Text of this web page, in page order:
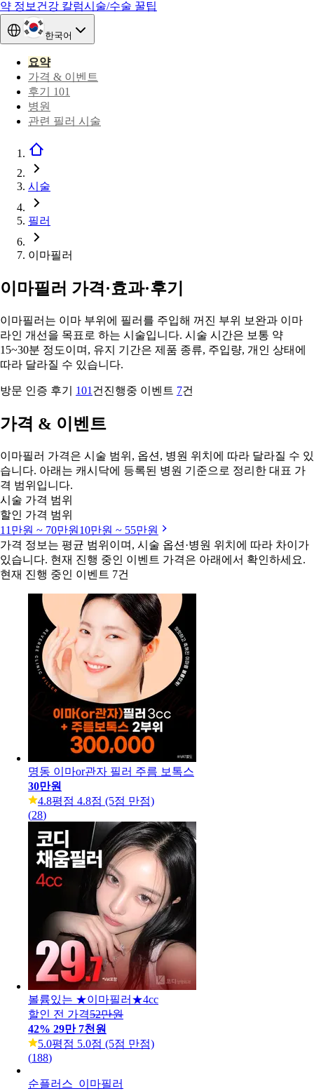
약 정보 건강 칼럼시술/수술 꿀팁
한국어
요약
가격 & 이벤트
후기 101
병원
관련 필러 시술
시술
필러
이마필러
이마필러 가격·효과·후기
이마필러는 이마 부위에 필러를 주입해 꺼진 부위 보완과 이마
라인 개선을 목표로 하는 시술입니다. 시술 시간은 보통 약
15~30분 정도이며, 유지 기간은 제품 종류, 주입량, 개인 상태에
따라 달라질 수 있습니다.
방문 인증 후기 101 건 진행중 이벤트 7건
가격 & 이벤트
이마필러 가격은 시술 범위, 옵션, 병원 위치에 따라 달라질 수 있
습니다. 아래는 캐시닥에 등록된 병원 기준으로 정리한 대표 가
격 범위입니다.
시술 가격 범위
할인 가격 범위
11만원 ~ 70만원 10만원 ~ 55만원
가격 정보는 평균 범위이며, 시술 옵션·병원 위치에 따라 차이가
있습니다. 현재 진행 중인 이벤트 가격은 아래에서 확인하세요.
현재 진행 중인 이벤트 7건
명동 이마or관자 필러 주름 보톡스
30만원
4.8평점 4.8점 (5점 만점)
(28)
볼륨있는 ★이마필러★4cc
할인 전 가격52만원
42% 29만 7천원
5.0평점 5.0점 (5점 만점)
(188)
순플러스_이마필러